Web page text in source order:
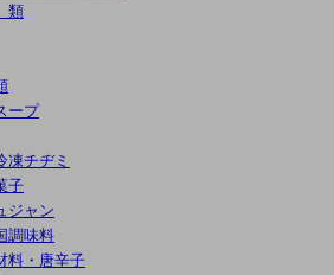
類
ープ
凍チヂミ
子
ジャン
調味料
料・唐辛子